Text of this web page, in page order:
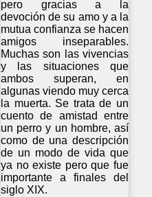
pero gracias a la
devoción de su amo y a la
mutua confianza se hacen
amigos inseparables.
Muchas son las vivencias
y las situaciones que
ambos superan, en
algunas viendo muy cerca
la muerta. Se trata de un
cuento de amistad entre
un perro y un hombre, así
como de una descripción
de un modo de vida que
ya no existe pero que fue
importante a finales del
siglo XIX.